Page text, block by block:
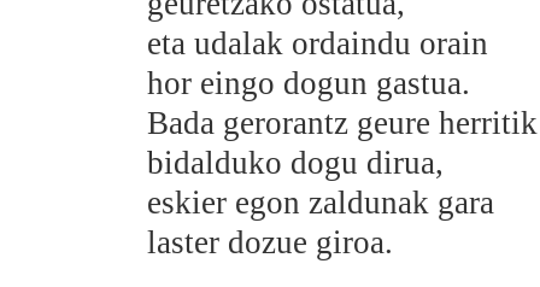
eta udalak ordaindu orain
hor eingo dogun gastua.
Bada gerorantz geure herritik
bidalduko dogu dirua,
eskier egon zaldunak gara
laster dozue giroa.